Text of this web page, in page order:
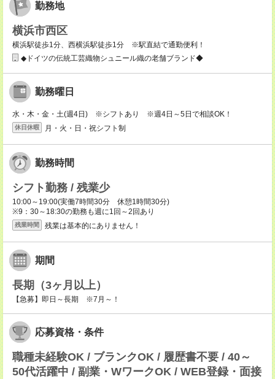
勤務地
横浜市西区
横浜駅徒歩1分、西横浜駅徒歩1分 ※駅直結で通勤便利！
◆ドイツの伝統工芸織物シュニール織の老舗ブランド◆
勤務曜日
水・木・金・土(週4日) ※シフトあり ※週4日～5日で相談OK！
休日休暇 月・火・日・祝シフト制
勤務時間
シフト勤務 / 残業少
10:00～19:00(実働7時間30分 休憩1時間30分)
※9：30～18:30の勤務も週に1回～2回あり
残業時間 残業は基本的にありません！
期間
長期（3ヶ月以上）
【急募】即日～長期 ※7月～！
応募資格・条件
職種未経験OK / ブランクOK / 履歴書不要 / 40～
50代活躍中 / 副業・WワークOK / WEB登録・面接